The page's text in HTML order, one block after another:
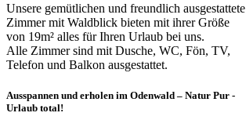
Unsere gemütlichen und freundlich ausgestattete
Zimmer mit Waldblick bieten mit ihrer Größe
von 19m² alles für Ihren Urlaub bei uns.
Alle Zimmer sind mit Dusche, WC, Fön, TV,
Telefon und Balkon ausgestattet.
Ausspannen und erholen im Odenwald – Natur Pur -
Urlaub total!